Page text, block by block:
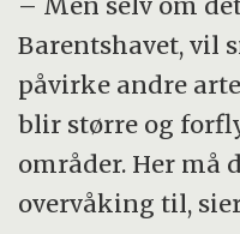
Barentshavet, vil
påvirke andre
blir større og
områder. Her må
overvåking til,